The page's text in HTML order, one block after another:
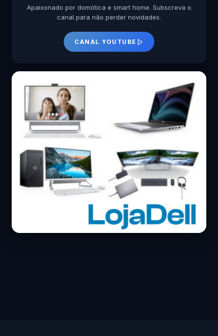
Apaixonado por domótica e smart home. Subscreva o
canal para não perder novidades.
CANAL YOUTUBE